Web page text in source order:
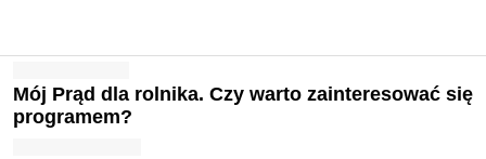
Mój Prąd dla rolnika. Czy warto zainteresować się
programem?